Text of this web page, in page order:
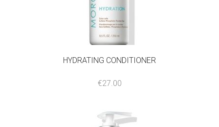
HYDRATING CONDITIONER
€27.00